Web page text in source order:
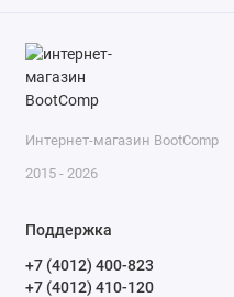
Интернет-магазин BootComp
2015 - 2026
Поддержка
+7 (4012) 400-823
+7 (4012) 410-120